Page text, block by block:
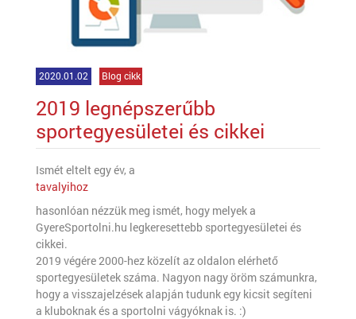
2020.01.02 Blog cikk
2019 legnépszerűbb
sportegyesületei és cikkei
Ismét eltelt egy év, a
tavalyihoz
hasonlóan nézzük meg ismét, hogy melyek a
GyereSportolni.hu legkeresettebb sportegyesületei és
cikkei.
2019 végére 2000-hez közelít az oldalon elérhető
sportegyesületek száma. Nagyon nagy öröm számunkra,
hogy a visszajelzések alapján tudunk egy kicsit segíteni
a kluboknak és a sportolni vágyóknak is. :)